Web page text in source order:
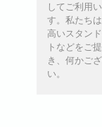
してご利用
す。私たち
高いスタン
トなどをご
き、何かご
い。